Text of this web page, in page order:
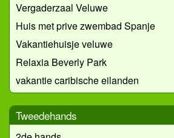
Vergaderzaal Veluwe
Huis met prive zwembad Spanje
Vakantiehuisje veluwe
Relaxia Beverly Park
vakantie caribische eilanden
Tweedehands